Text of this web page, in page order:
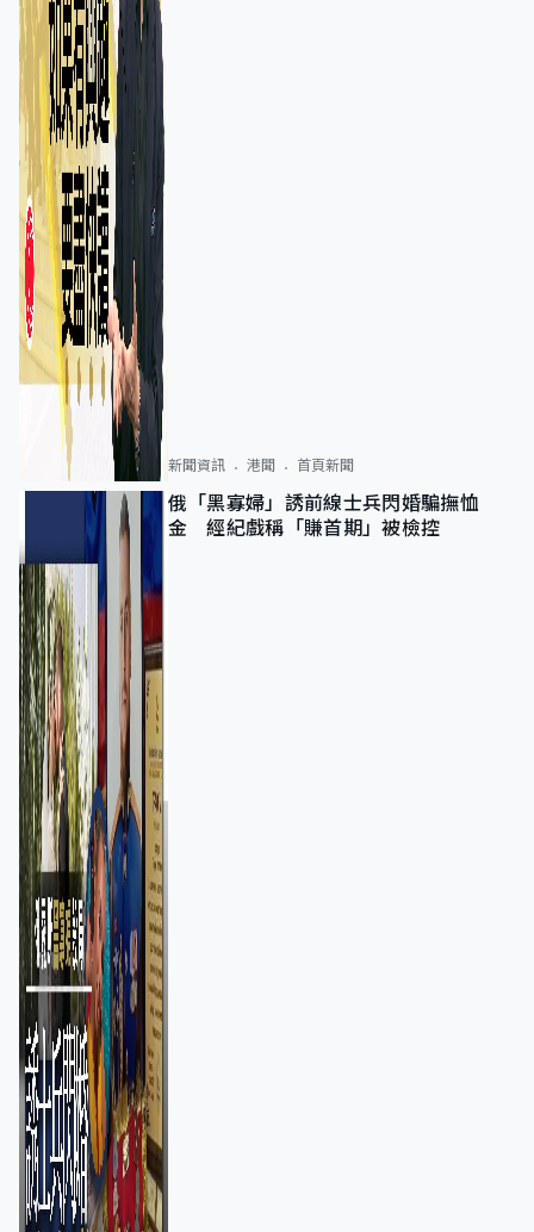
新聞資訊 港聞 首頁新聞
俄「黑寡婦」誘前線士兵閃婚騙撫恤
金 經紀戲稱「賺首期」被檢控